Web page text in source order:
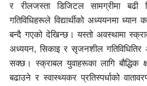
र रीलजस्ता डिजिटल सामग्रीमा
गतिविधिहरूले विद्यार्थीको अध्ययनमा
बन्दै गएको देखिन्छ। यस्तो अवस्थामा
अध्ययन, सिकाइ र सृजनशील गतिविधितिर
सक्छ। स्क्राबल युवाहरूका लागि बौद्धिक
बढाउने र स्वास्थ्यकर प्रतिस्पर्धाको